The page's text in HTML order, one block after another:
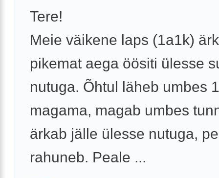
Tere!
Meie väikene laps (1a1k)
pikemat aega öösiti ülesse
nutuga. Õhtul läheb umbes
magama, magab umbes
ärkab jälle ülesse nutuga,
rahuneb. Peale ...